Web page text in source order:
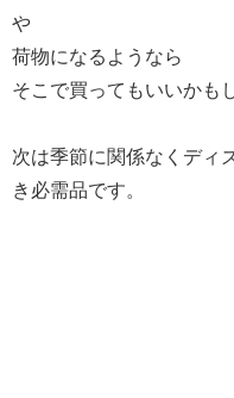
や
荷物になるようなら
そこで買ってもいいかも
次は季節に関係なくディ
き必需品です。